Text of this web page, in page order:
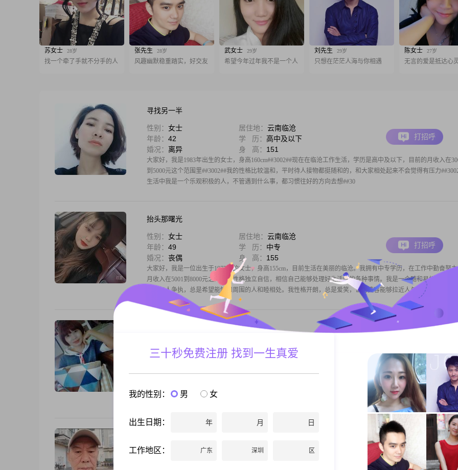
苏女士 28岁
找一个牵了手就不分手的人
张先生 28岁
风趣幽默稳重踏实，好交友
武女士 29岁
希望今年过年我不是一个人
刘先生 29岁
只想在茫茫人海与你相遇
陈女士 27岁
无言的爱是抵达心
寻找另一半
性别： 女士 居住地： 云南临沧
年龄： 42 学 历： 高中及以下
婚况： 离异 身 高： 151
大家好，我是1983年出生的女士，身高160cm##3002##现在在临沧工作生活，学历是高中及以下，目前的月收入在
到5000元这个范围里##3002##我的性格比较温和，平时待人接物都挺随和的，和大家相处起来不会觉得有压力
生活中我是一个乐观积极的人，不管遇到什么事，都习惯往好的方向去想##30
打招呼
抬头那曙光
性别： 女士 居住地： 云南临沧
年龄： 49 学 历： 中专
婚况： 丧偶 身 高： 155
大家好，我是一位出生于1977年的女士，身高155cm，目前生活在美丽的临沧。我拥有中专学历，在工作中勤奋努
月收入在5001到8000元之间。我性格独立自信，相信自己能够处理好生活中的各种事情。我是一个随和易相处的人
喜欢与人争执，总是希望能够和周围的人和睦相处。我性格开朗，总是爱笑，认为笑容能够拉近人与人之间的
打招呼
年龄：48 学 历：高中及以下
上得厅堂下得厨房，可静可动，余生有你，我幸之，惜之，你待我一分，我还你十分。
打招呼
性别： 居住地：
打招呼
三十秒免费注册 找到一生真爱
我的性别： 男 女
出生日期： 年 月 日
工作地区： 广东 深圳 区